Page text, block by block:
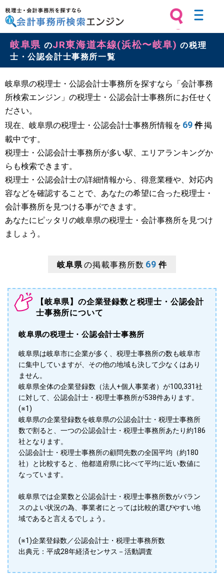
税理士・会計事務所を探すなら 会計
事務所検索エンジン
岐阜県 のJR東海道本線(浜松〜岐阜) の税理
士・公認会計士事務所一覧
岐阜県の税理士・公認会計士事務所を探すなら「会計事務
所検索エンジン」の税理士・公認会計士事務所にお任せく
ださい。
現在、岐阜県の税理士・公認会計士事務所情報を 69 件掲
載中です。
税理士・公認会計士事務所が多い駅、エリアランキングか
らも検索できます。
税理士・公認会計士の詳細情報から、得意業種や、対応内
容などを確認することで、あなたの希望に合った税理士・
会計事務所を見つける事ができます。
あなたにピッタリの岐阜県の税理士・会計事務所を見つけ
ましょう。
岐阜県の掲載事務所数 69 件
【岐阜県】の企業登録数と税理士・公認会計
士事務所について
岐阜県の税理士・公認会計士事務所
岐阜県は岐阜市に企業が多く、税理士事務所の数も岐阜市
に集中していますが、その他の地域も決して少なくはあり
ません。
岐阜県全体の企業登録数（法人+個人事業者）が100,331社
に対して、公認会計士・税理士事務所が538件あります。
(※1)
岐阜県の企業登録数を岐阜県の公認会計士・税理士事務所
数で割ると、一つの公認会計士・税理士事務所あたり約186
社となります。
公認会計士・税理士事務所の顧問先数の全国平均（約180
社）と比較すると、他都道府県に比べて平均に近い数値に
なっています。
岐阜県では企業数と公認会計士・税理士事務所数がバラン
スのよい状況の為、事業者にとっては比較的選びやすい地
域であると言えるでしょう。
(※1)企業登録数／公認会計士・税理士事務所数
出典元：平成28年経済センサス－活動調査